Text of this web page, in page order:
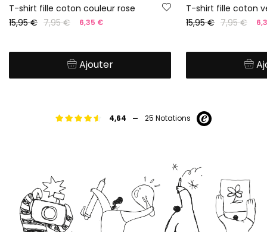
T-shirt fille coton couleur rose
15,95 € 7,95 € 6,35 €
Ajouter
T-shirt fille coton
15,95 € 7,95 €
4,64 - 25 Notations